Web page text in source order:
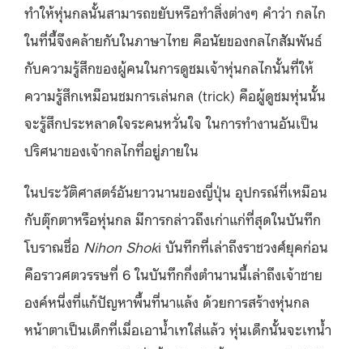
ทำให้หุ่นกลนั้นสามารถขยับหรือทำสิ่งต่างๆ คำว่า กลไก
ในที่นี้จึงคล้ายกับในภาษาไทย คือนัยของกลไกสัมพันธ์
กับความรู้สึกของผู้คนในการดูชมเจ้าหุ่นกลไกนั้นที่ให้
ความรู้สึกเหมือนชมการเล่นกล (trick) คือผู้ดูชมหุ่นนั้น
จะรู้สึกประหลาดใจระคนหวั่นใจ ในการทำงานอันเป็น
ปริศนาของเจ้ากลไกที่อยู่ภายใน
ในประวัติศาสตร์อันยาวนานของญี่ปุ่น อุปกรณ์ที่เหมือน
กับตุ๊กตาหรือหุ่นกล มีการกล่าวถึงเก่าแก่ที่สุดในบันทึก
โบราณชื่อ Nihon Shoki บันทึกที่เล่าถึงราชวงศ์ยุคก่อน
คือราวศตวรรษที่ 6 ในบันทึกกึ่งตำนานนี้เล่าถึงเจ้าชาย
องค์หนึ่งที่แก้ปัญหาพื้นที่นาแล้ง ด้วยการสร้างหุ่นกล
หน้าตาเป็นเด็กที่เมื่อเอาน้ำเทใส่แล้ว หุ่นเด็กนั้นจะเทน้ำ